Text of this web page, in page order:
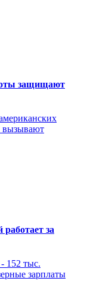
защищают
вызывают
за
152 тыс.
зарплаты